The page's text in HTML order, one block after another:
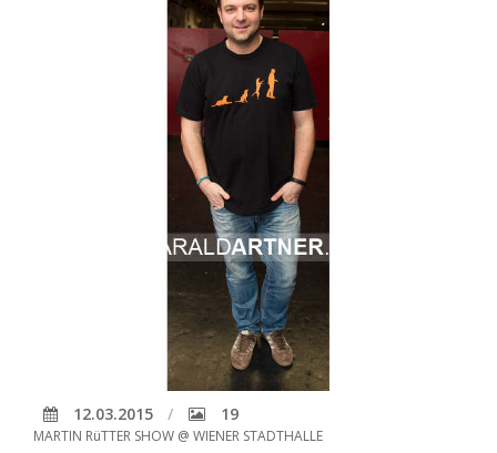
12.03.2015 19
MARTIN RüTTER SHOW @ WIENER STADTHALLE